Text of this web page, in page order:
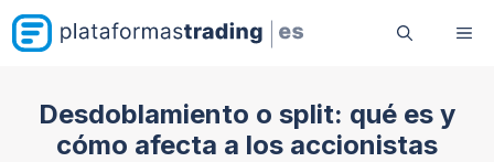
Saltar
al
Desdoblamiento o split: qué es y
cómo afecta a los accionistas